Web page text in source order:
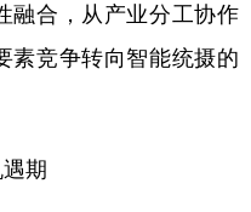
融合，从产业分工协作
素竞争转向智能统摄的
期